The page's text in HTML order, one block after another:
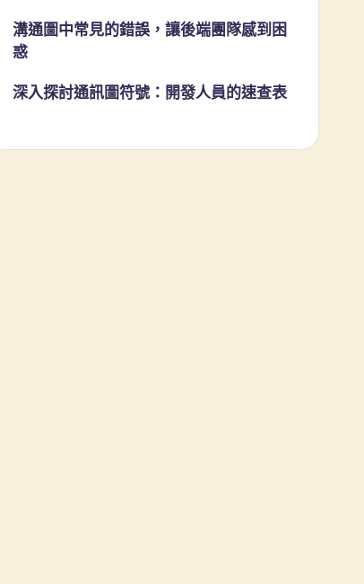
溝通圖中常見的錯誤，讓後端團隊感到困
惑
深入探討通訊圖符號：開發人員的速查表